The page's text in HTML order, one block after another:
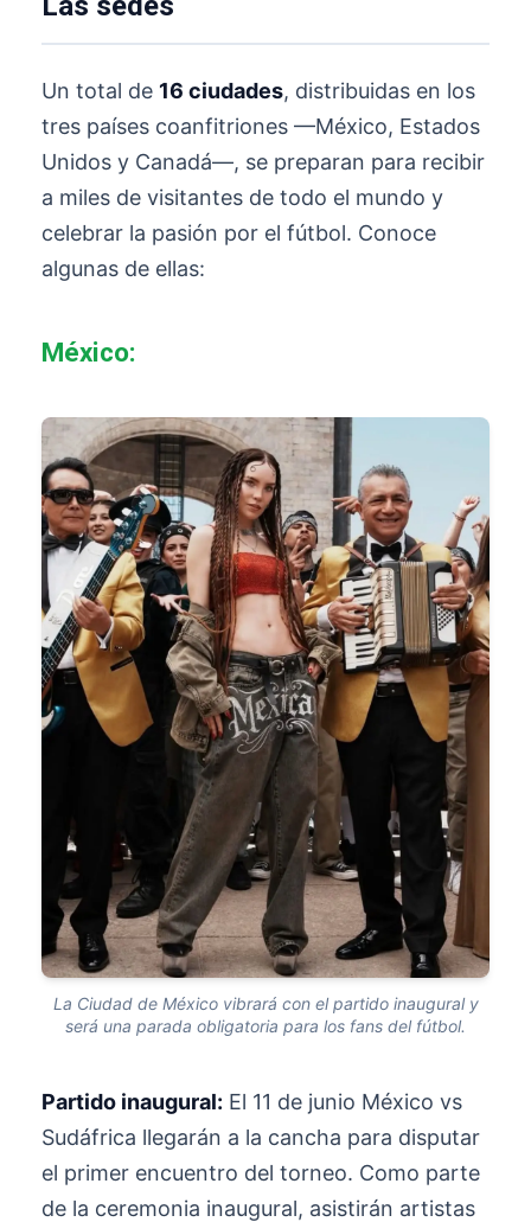
Un total de 16 ciudades, distribuidas en los
tres países coanfitriones —México, Estados
Unidos y Canadá—, se preparan para recibir
a miles de visitantes de todo el mundo y
celebrar la pasión por el fútbol. Conoce
algunas de ellas:
México:
La Ciudad de México vibrará con el partido inaugural y
será una parada obligatoria para los fans del fútbol.
Partido inaugural: El 11 de junio México vs
Sudáfrica llegarán a la cancha para disputar
el primer encuentro del torneo. Como parte
de la ceremonia inaugural, asistirán artistas